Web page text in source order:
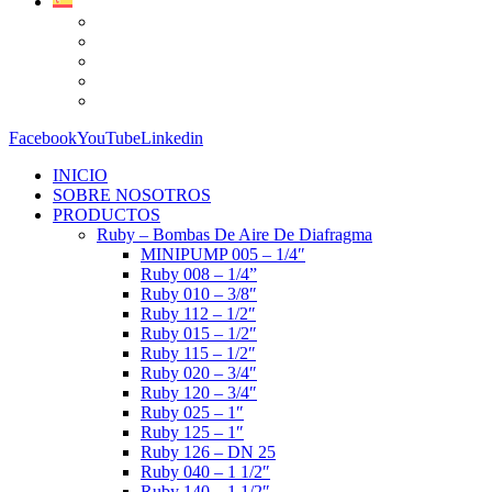
FacebookYouTubeLinkedin
INICIO
SOBRE NOSOTROS
PRODUCTOS
Ruby – Bombas De Aire De Diafragma
MINIPUMP 005 – 1/4″
Ruby 008 – 1/4”
Ruby 010 – 3/8″
Ruby 112 – 1/2″
Ruby 015 – 1/2″
Ruby 115 – 1/2″
Ruby 020 – 3/4″
Ruby 120 – 3/4″
Ruby 025 – 1″
Ruby 125 – 1″
Ruby 126 – DN 25
Ruby 040 – 1 1/2″